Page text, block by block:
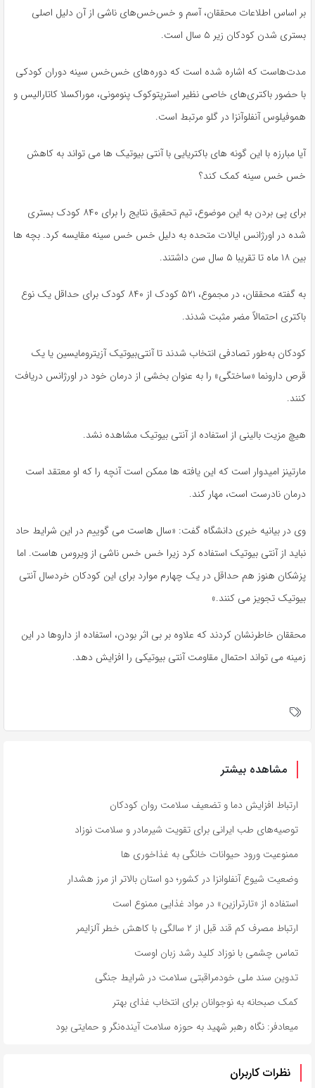
بر اساس اطلاعات محققان، آسم و خس‌خس‌های ناشی از آن دلیل اصلی
بستری شدن کودکان زیر ۵ سال است.
مدت‌هاست که اشاره شده است که دوره‌های خس‌خس سینه دوران کودکی
با حضور باکتری‌های خاصی نظیر استرپتوکوک پنومونی، موراکسلا کاتارالیس و
هموفیلوس آنفلوآنزا در گلو مرتبط است.
آیا مبارزه با این گونه های باکتریایی با آنتی بیوتیک ها می تواند به کاهش
خس خس سینه کمک کند؟
برای پی بردن به این موضوع، تیم تحقیق نتایج را برای ۸۴۰ کودک بستری
شده در اورژانس ایالات متحده به دلیل خس خس سینه مقایسه کرد. بچه ها
بین ۱۸ ماه تا تقریبا ۵ سال سن داشتند.
به گفته محققان، در مجموع، ۵۲۱ کودک از ۸۴۰ کودک برای حداقل یک نوع
باکتری احتمالاً مضر مثبت شدند.
کودکان به‌طور تصادفی انتخاب شدند تا آنتی‌بیوتیک آزیترومایسین یا یک
قرص دارونما «ساختگی» را به عنوان بخشی از درمان خود در اورژانس دریافت
کنند.
هیچ مزیت بالینی از استفاده از آنتی بیوتیک مشاهده نشد.
مارتینز امیدوار است که این یافته ها ممکن است آنچه را که او معتقد است
درمان نادرست است، مهار کند.
وی در بیانیه خبری دانشگاه گفت: «سال هاست می گوییم در این شرایط حاد
نباید از آنتی بیوتیک استفاده کرد زیرا خس خس ناشی از ویروس هاست. اما
پزشکان هنوز هم حداقل در یک چهارم موارد برای این کودکان خردسال آنتی
بیوتیک تجویز می کنند.»
محققان خاطرنشان کردند که علاوه بر بی اثر بودن، استفاده از داروها در این
زمینه می تواند احتمال مقاومت آنتی بیوتیکی را افزایش دهد.
مشاهده بیشتر
ارتباط افزایش دما و تضعیف سلامت روان کودکان
توصیه‌های طب ایرانی برای تقویت شیرمادر و سلامت نوزاد
ممنوعیت ورود حیوانات خانگی به غذاخوری ها
وضعیت شیوع آنفلوانزا در کشور؛ دو استان بالاتر از مرز هشدار
استفاده از «تارترازین» در مواد غذایی ممنوع است
ارتباط مصرف کم قند قبل از ۲ سالگی با کاهش خطر آلزایمر
تماس چشمی با نوزاد کلید رشد زبان اوست
تدوین سند ملی خودمراقبتی سلامت در شرایط جنگی
کمک صبحانه به نوجوانان برای انتخاب غذای بهتر
میعادفر: نگاه رهبر شهید به حوزه سلامت آینده‌نگر و حمایتی بود
نظرات کاربران